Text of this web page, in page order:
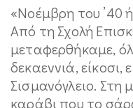
«Νοέμβρη του ’40
Από τη Σχολή
μεταφερθήκαμε,
δεκαεννιά, είκοσι,
Σισμανόγλειο. Στη
καράβι που το